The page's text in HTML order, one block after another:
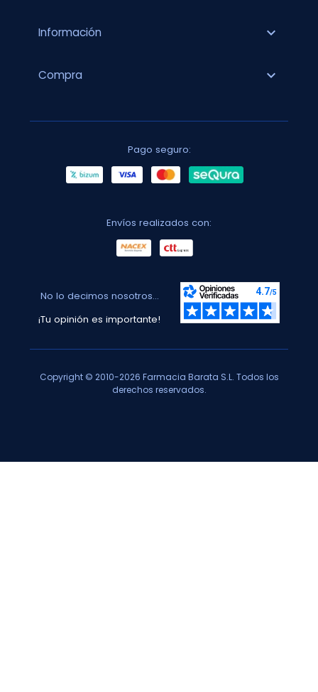
Información expand_more
Compra expand_more
Pago seguro:
Envíos realizados con:
No lo decimos nosotros...
¡Tu opinión es importante!
Copyright © 2010-2026 Farmacia Barata S.L. Todos los
derechos reservados.